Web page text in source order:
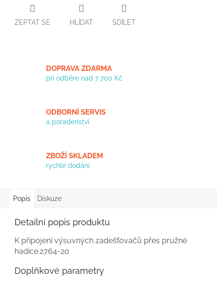
ZEPTAT SE HLÍDAT SDÍLET
DOPRAVA ZDARMA
pri odběre nad 7 700 Kč
ODBORNÍ SERVIS
a poradenství
ZBOŽÍ SKLADEM
rychlé dodání
Popis Diskuze
Detailní popis produktu
K připojení výsuvných zadešťovačů přes pružné
hadice.2764-20
Doplňkové parametry